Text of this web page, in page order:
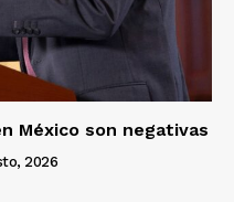
México son negativas
2026